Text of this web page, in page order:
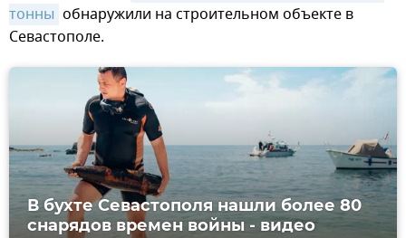
тонны обнаружили на строительном объекте в
Севастополе.
В бухте Севастополя нашли более 80
снарядов времен войны - видео